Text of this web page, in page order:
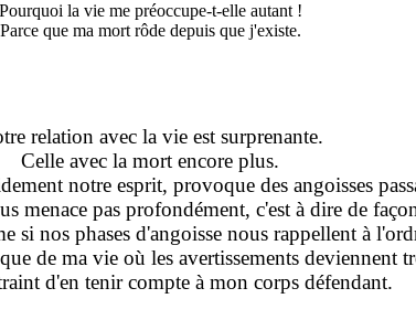
Pourquoi la vie me préoccupe-t-elle autant !
Parce que ma mort rôde depuis que j'existe.
relation avec la vie est surprenante.
Celle avec la mort encore plus.
notre esprit, provoque des angoisses
menace pas profondément, c'est à dire de
si nos phases d'angoisse nous rappellent à
de ma vie où les avertissements deviennent
d'en tenir compte à mon corps défendant.